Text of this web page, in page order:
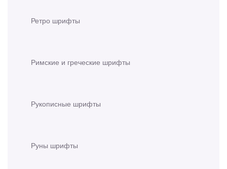
Ретро шрифты
Римские и греческие шрифты
Рукописные шрифты
Руны шрифты